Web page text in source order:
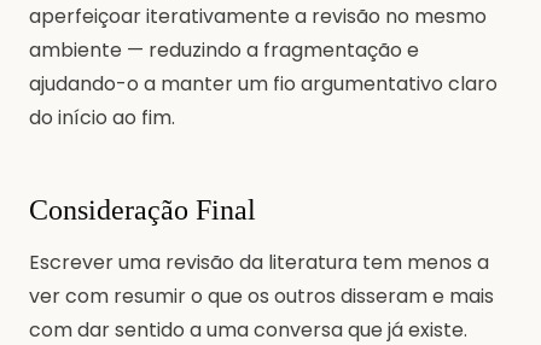
aperfeiçoar iterativamente a revisão no mesmo
ambiente — reduzindo a fragmentação e
ajudando-o a manter um fio argumentativo claro
do início ao fim.
Consideração Final
Escrever uma revisão da literatura tem menos a
ver com resumir o que os outros disseram e mais
com dar sentido a uma conversa que já existe.